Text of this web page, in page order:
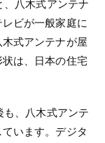
、八木式アンテナ
ビが一般家庭に
式アンテナが屋
は、日本の住宅
も、八木式アンテ
います。デジタ